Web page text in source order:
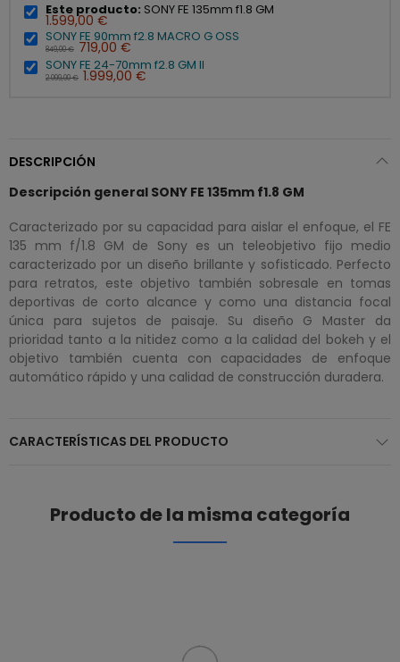
Este producto: SONY FE 135mm f1.8 GM
1.599,00 €
SONY FE 90mm f2.8 MACRO G OSS
849,00 € 719,00 €
SONY FE 24-70mm f2.8 GM II
2.099,00 € 1.999,00 €
DESCRIPCIÓN
Descripción general SONY FE 135mm f1.8 GM
Caracterizado por su capacidad para aislar el enfoque, el FE
135 mm f/1.8 GM de Sony es un teleobjetivo fijo medio
caracterizado por un diseño brillante y sofisticado. Perfecto
para retratos, este objetivo también sobresale en tomas
deportivas de corto alcance y como una distancia focal
única para sujetos de paisaje. Su diseño G Master da
prioridad tanto a la nitidez como a la calidad del bokeh y el
objetivo también cuenta con capacidades de enfoque
automático rápido y una calidad de construcción duradera.
CARACTERÍSTICAS DEL PRODUCTO
Producto de la misma categoría